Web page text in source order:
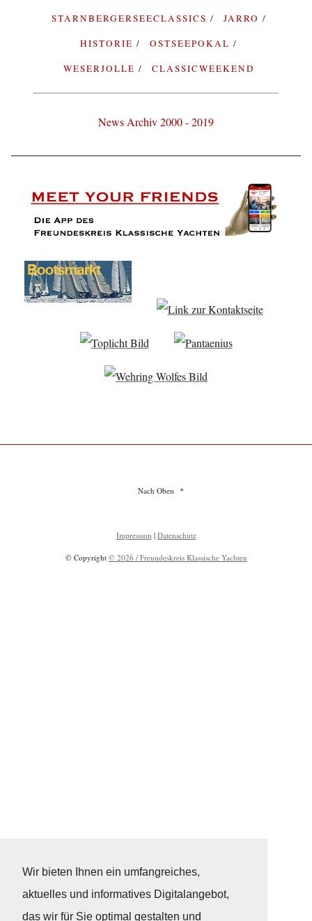
Wir bieten Ihnen ein umfangreiches,
aktuelles und informatives Digitalangebot,
das wir für Sie optimal gestalten und
STARNBERGERSEECLASSICS
JARRO
HISTORIE
OSTSEEPOKAL
WESERJOLLE
CLASSICWEEKEND
News Archiv 2000 - 2019
Nach Oben
Impressum | Datenschutz
© Copyright © 2026 / Freundeskreis Klassische Yachten